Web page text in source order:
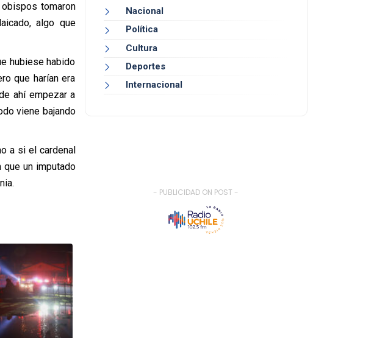
tomaron
algo que
hubiese habido
que harían era
ahí empezar a
viene bajando
a si el cardenal
que un imputado
Nacional
Política
Cultura
Deportes
Internacional
- PUBLICIDAD ON POST -